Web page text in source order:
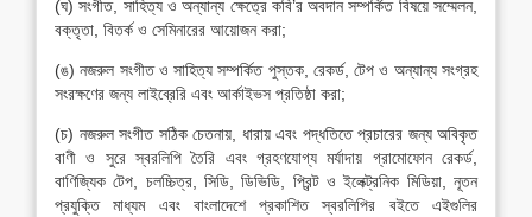
(ঘ) সংগীত, সাহিত্য ও অন্যান্য ক্ষেত্রে কবি’র অবদান সম্পর্কিত বিষয়ে সম্মেলন,
বক্তৃতা, বিতর্ক ও সেমিনারের আয়োজন করা;
(ঙ) নজরুল সংগীত ও সাহিত্য সম্পর্কিত পুস্তক, রেকর্ড, টেপ ও অন্যান্য সংগ্রহ
সংরক্ষণের জন্য লাইব্রেরি এবং আর্কাইভস প্রতিষ্ঠা করা;
(চ) নজরুল সংগীত সঠিক চেতনায়, ধারায় এবং পদ্ধতিতে প্রচারের জন্য অবিকৃত
বাণী ও সুরে স্বরলিপি তৈরি এবং গ্রহণযোগ্য মর্যাদায় গ্রামোফোন রেকর্ড,
বাণিজ্যিক টেপ, চলচ্চিত্র, সিডি, ডিভিডি, প্রিন্ট ও ইলেক্ট্রনিক মিডিয়া, নূতন
প্রযুক্তি মাধ্যম এবং বাংলাদেশে প্রকাশিত স্বরলিপির বইতে এইগুলির